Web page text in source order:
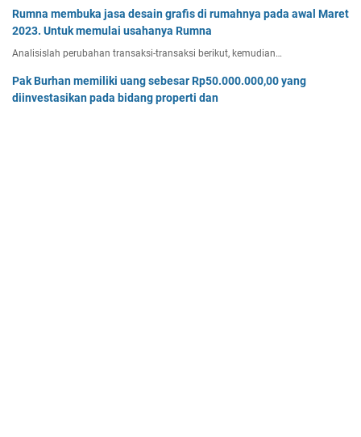
Rumna membuka jasa desain grafis di rumahnya pada awal Maret
2023. Untuk memulai usahanya Rumna
Analisislah perubahan transaksi-transaksi berikut, kemudian…
Pak Burhan memiliki uang sebesar Rp50.000.000,00 yang
diinvestasikan pada bidang properti dan